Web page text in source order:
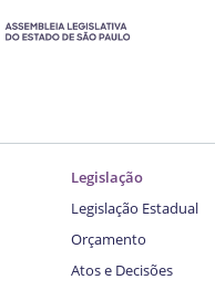
Legislação
Legislação Estadual
Orçamento
Atos e Decisões